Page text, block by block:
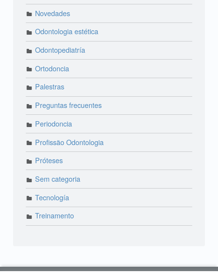
Novedades
Odontologia estética
Odontopediatría
Ortodoncia
Palestras
Preguntas frecuentes
Periodoncia
Profissão Odontologia
Próteses
Sem categoria
Tecnología
Treinamento